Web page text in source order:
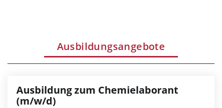
Ausbildungsangebote
Ausbildung zum Chemielaborant
(m/w/d)